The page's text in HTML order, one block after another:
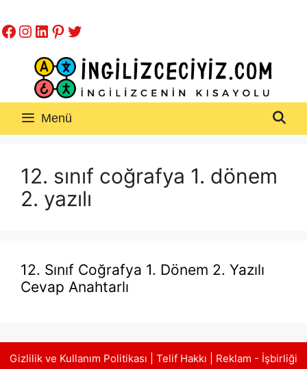
atla
Facebook
Instagram
LinkedIn
Pinterest
Twitter
Menü
12. sınıf coğrafya 1. dönem
2. yazılı
12. Sınıf Coğrafya 1. Dönem 2. Yazılı
Cevap Anahtarlı
Gizlilik ve Kullanım Politikası Telif Hakkı
Reklam - İşbirliği